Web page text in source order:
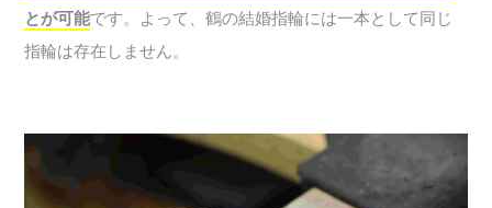
とが可能です。よって、鶴の結婚指輪には一本として同じ
指輪は存在しません。